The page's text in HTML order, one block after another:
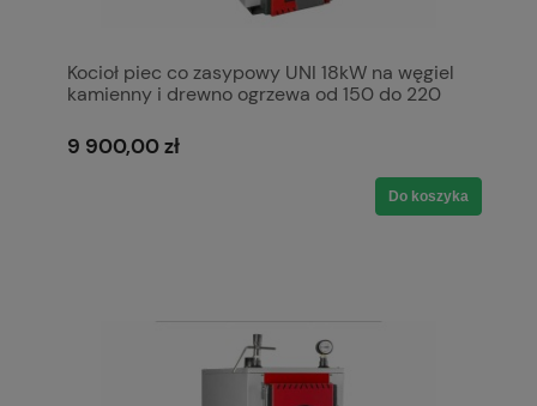
Kocioł piec co zasypowy UNI 18kW na węgiel
kamienny i drewno ogrzewa od 150 do 220
Pleszew
9 900,00 zł
Do koszyka